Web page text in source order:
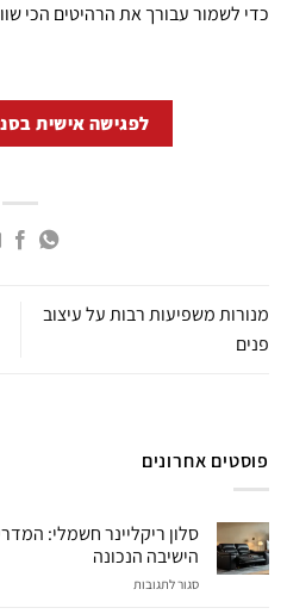
כדי לשמור עבורך את הרהיטים הכי
לפגישה אישית
מנורות משפיעות רבות על עיצוב
פנים
פוסטים אחרונים
סלון ריקליינר חשמלי:
הישיבה הנכונה
סגור לתגובות